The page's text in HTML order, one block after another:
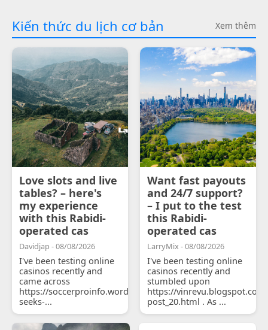
Kiến thức du lịch cơ bản Xem thêm
Love slots and live
tables? – here's
my experience
with this Rabidi-
operated cas
Davidjap - 08/08/2026
I've been testing online
casinos recently and
came across
https://soccerproinfo.wordpress.com/2026/07/11/courtois-
seeks-...
Want fast payouts
and 24/7 support?
– I put to the test
this Rabidi-
operated cas
LarryMix - 08/08/2026
I've been testing online
casinos recently and
stumbled upon
https://
post_20.html . As ...